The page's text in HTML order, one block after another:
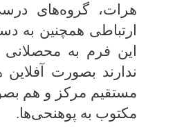
هرات، گروه‌های
ارتباطی همچنین به
این فرم به
ندارند بصورت
مستقیم مرکز و هم
مکتوب به پوهنحی‌ها.